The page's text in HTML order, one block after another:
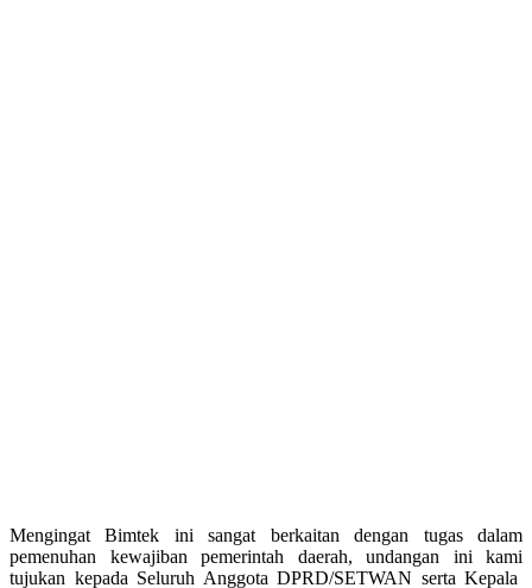
Mengingat Bimtek ini sangat berkaitan dengan tugas dalam
pemenuhan kewajiban pemerintah daerah, undangan ini kami
tujukan kepada Seluruh Anggota DPRD/SETWAN serta Kepala